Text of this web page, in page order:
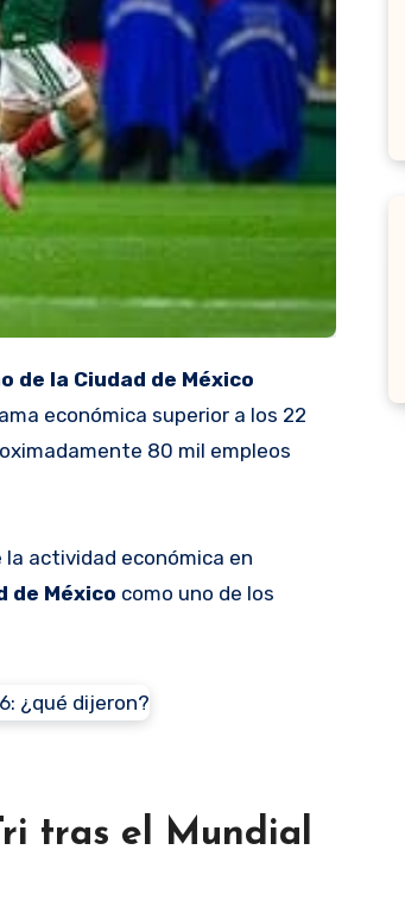
de la Ciudad de México
económica superior a los 22
80 mil empleos
actividad económica en
de México como uno de los
tras el Mundial